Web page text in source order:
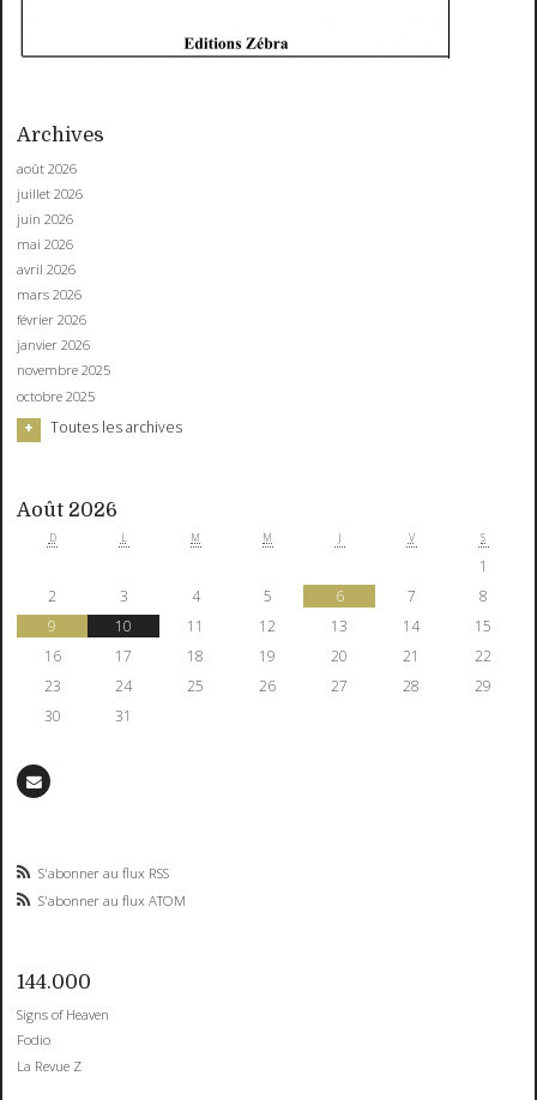
Archives
août 2026
juillet 2026
juin 2026
mai 2026
avril 2026
mars 2026
février 2026
janvier 2026
novembre 2025
octobre 2025
Toutes les archives
Août 2026
D L M M J V S
1
2
3 4 5 6 7
8
9
10 11 12 13 14
15
16
17 18 19 20 21
22
23
24 25 26 27 28
29
30
31
S'abonner au flux RSS
S'abonner au flux ATOM
144.000
Signs of Heaven
Fodio
La Revue Z